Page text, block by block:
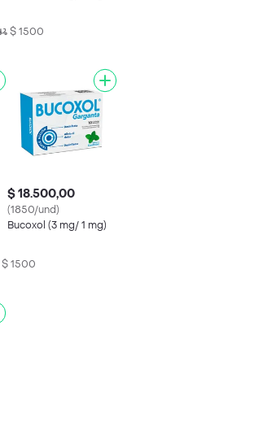
$ 1500
$ 18.500,00
(1850/und)
Bucoxol (3 mg/ 1 mg)
$ 1500